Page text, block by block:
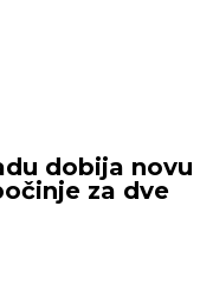
dobija novu
za dve